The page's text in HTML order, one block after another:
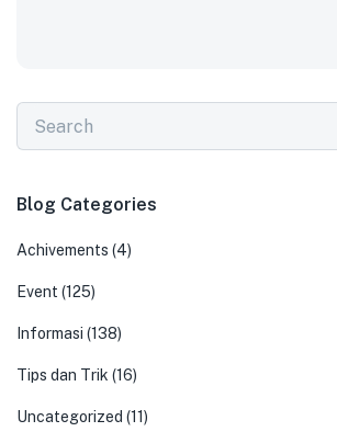
Blog Categories
Achivements (4)
Event (125)
Informasi (138)
Tips dan Trik (16)
Uncategorized (11)